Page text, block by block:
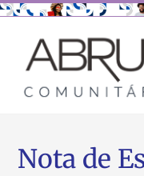
Nota de